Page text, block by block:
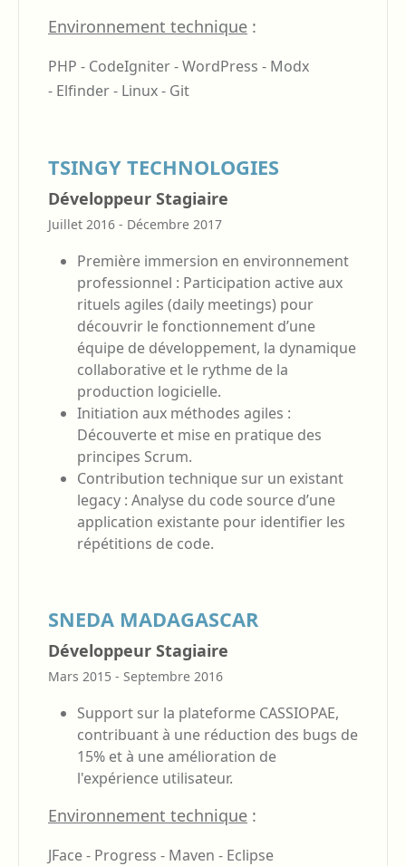
Environnement technique :
PHP - CodeIgniter -WordPress - Modx
- Elfinder - Linux - Git
TSINGY TECHNOLOGIES
Développeur Stagiaire
Juillet 2016 - Décembre 2017
Première immersion en environnement
professionnel : Participation active aux
rituels agiles (daily meetings) pour
découvrir le fonctionnement d’une
équipe de développement, la dynamique
collaborative et le rythme de la
production logicielle.
Initiation aux méthodes agiles :
Découverte et mise en pratique des
principes Scrum.
Contribution technique sur un existant
legacy : Analyse du code source d’une
application existante pour identifier les
répétitions de code.
SNEDA MADAGASCAR
Développeur Stagiaire
Mars 2015 - Septembre 2016
Support sur la plateforme CASSIOPAE,
contribuant à une réduction des bugs de
15% et à une amélioration de
l'expérience utilisateur.
Environnement technique :
JFace - Progress - Maven - Eclipse